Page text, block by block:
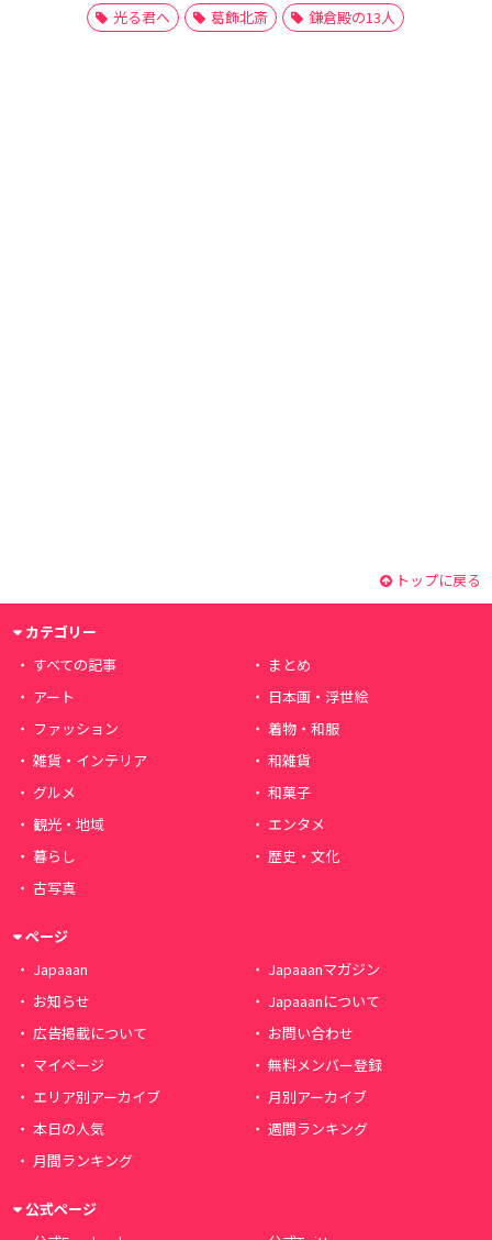
光る君へ
葛飾北斎 鎌倉殿の13人
トップに戻る
カテゴリー
すべての記事
まとめ
アート
日本画・浮世絵
ファッション
着物・和服
雑貨・インテリア
和雑貨
グルメ
和菓子
観光・地域
エンタメ
暮らし
歴史・文化
古写真
ページ
Japaaan
Japaaanマガジン
お知らせ
Japaaanについて
広告掲載について
お問い合わせ
マイページ
無料メンバー登録
エリア別アーカイブ
月別アーカイブ
本日の人気
週間ランキング
月間ランキング
公式ページ